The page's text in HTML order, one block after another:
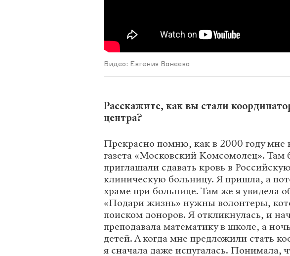
Видео: Евгения Ванеева
Расскажите, как вы стали
центра?
Прекрасно помню, как в 2000 году мне
газета «Московский Комсомолец». Там
приглашали сдавать кровь в
клиническую больницу. Я пришла, а
храме при больнице. Там же я увидела
«Подари жизнь» нужны волонтеры,
поиском доноров. Я откликнулась, и
преподавала математику в школе, а
детей. А когда мне предложили стать
я сначала даже испугалась. Понимала,